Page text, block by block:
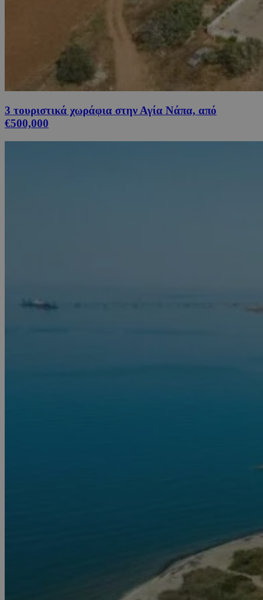
3 τουριστικά χωράφια στην Αγία Νάπα, από
€500,000